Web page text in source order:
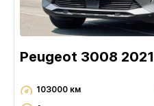
Peugeot 3008 2021
103000 км